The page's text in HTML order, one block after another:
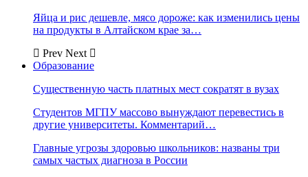
Яйца и рис дешевле, мясо дороже: как изменились цены
на продукты в Алтайском крае за…
Prev Next
Образование
Существенную часть платных мест сократят в вузах
Студентов МГПУ массово вынуждают перевестись в
другие университеты. Комментарий…
Главные угрозы здоровью школьников: названы три
самых частых диагноза в России